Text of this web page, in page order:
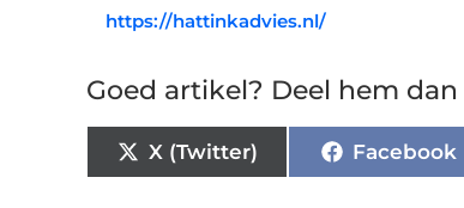
https://hattinkadvies.nl/
Goed artikel? Deel hem dan
X (Twitter) Facebook